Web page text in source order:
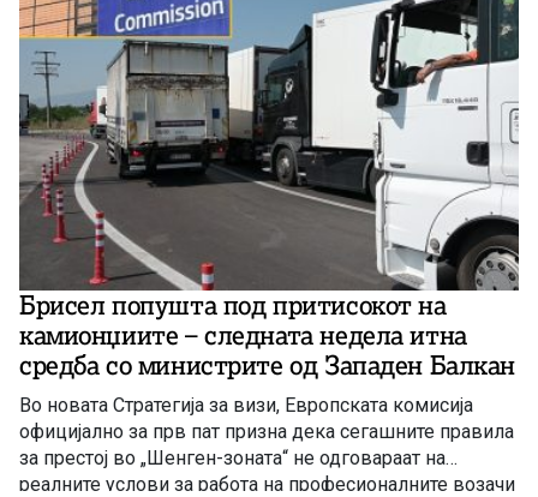
Брисел попушта под притисокот на
камионџиите – следната недела итна
средба со министрите од Западен Балкан
Во новата Стратегија за визи, Европската комисија
официјално за прв пат призна дека сегашните правила
за престој во „Шенген-зоната“ не одговараат на
реалните услови за работа на професионалните возачи